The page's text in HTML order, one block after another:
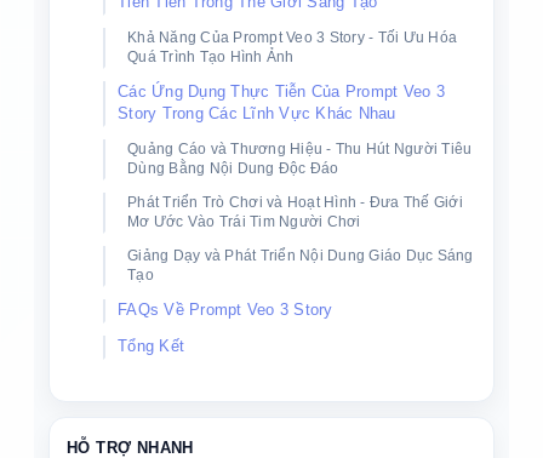
Khả Năng Của Prompt Veo 3 Story - Tối Ưu Hóa
Quá Trình Tạo Hình Ảnh
Các Ứng Dụng Thực Tiễn Của Prompt Veo 3
Story Trong Các Lĩnh Vực Khác Nhau
Quảng Cáo và Thương Hiệu - Thu Hút Người Tiêu
Dùng Bằng Nội Dung Độc Đáo
Phát Triển Trò Chơi và Hoạt Hình - Đưa Thế Giới
Mơ Ước Vào Trái Tim Người Chơi
Giảng Dạy và Phát Triển Nội Dung Giáo Dục Sáng
Tạo
FAQs Về Prompt Veo 3 Story
Tổng Kết
HỖ TRỢ NHANH